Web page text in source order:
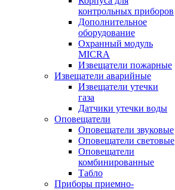
контрольных приборов
Дополнительное
оборудование
Охранный модуль
MICRA
Извещатели пожарные
Извещатели аварийные
Извещатели утечки
газа
Датчики утечки воды
Оповещатели
Оповещатели звуковые
Оповещатели световые
Оповещатели
комбинированные
Табло
Приборы приемно-